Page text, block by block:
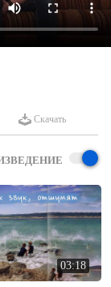
Скачать
03:18